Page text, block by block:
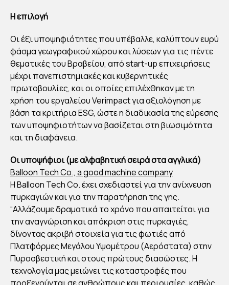
ΟΛ
Η
ΤΩ
ΟΨ
ΗΦΙ
ΗΤ
ΩΝ
ΓΙΑ
ΒΡ
TH
EA
H επιλογή
Οι έξι υποψηφιότητες που υπέβαλλε, καλύπτουν ευρύ
φάσμα γεωγραφικού χώρου και λύσεων για τις πέντε
θεματικές του Βραβείου, από start-up επιχειρήσεις
μέχρι πανεπιστημιακές και κυβερνητικές
πρωτοβουλίες, και οι οποίες επιλέχθηκαν με τη
χρήση του εργαλείου Verimpact για αξιολόγηση με
βάση τα κριτήρια ESG, ώστε η διαδικασία της εύρεσης
των υποψηφιοτήτων να βασίζεται στη βιωσιμότητα
και τη διαφάνεια.
Οι υποψήφιοι (με αλφαβητική σειρά στα αγγλικά)
Balloon Tech Co., a good machine company
Η Balloon Tech Co. έχει σχεδιαστεί για την ανίχνευση
πυρκαγιών και για την παρατήρηση της γης.
“Αλλάζουμε δραματικά το χρόνο που απαιτείται για
την αναγνώριση και απόκριση στις πυρκαγιές,
δίνοντας ακριβή στοιχεία για τις φωτιές από
Πλατφόρμες Μεγάλου Υψομέτρου (Αερόστατα) στην
Πυροσβεστική και στους πρώτους διασώστες. Η
τεχνολογία μας μειώνει τις καταστροφές που